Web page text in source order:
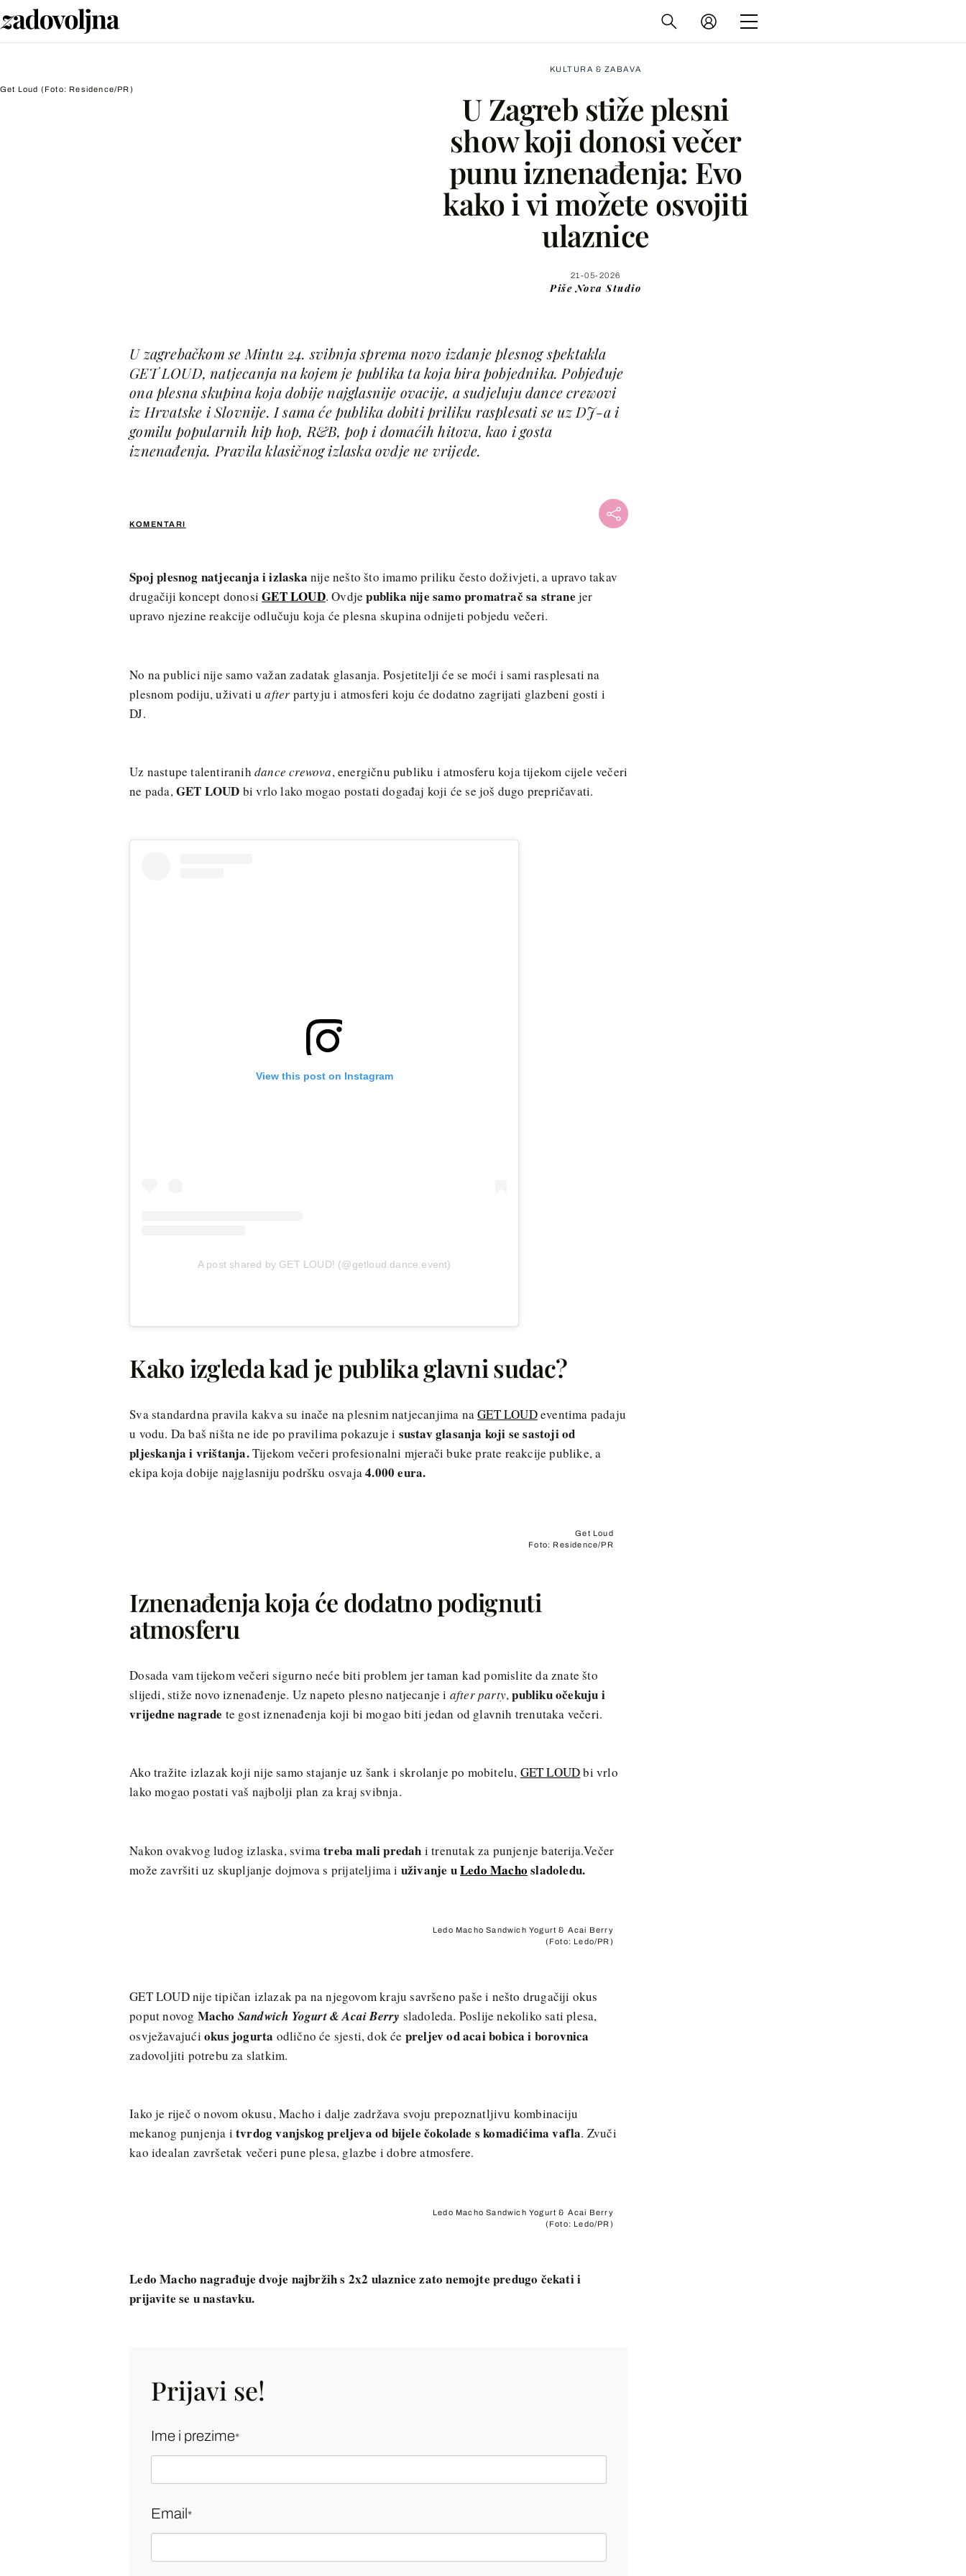
Get Loud (Foto: Residence/PR)
KULTURA & ZABAVA
U Zagreb stiže plesni
show koji donosi večer
punu iznenađenja: Evo
kako i vi možete osvojiti
ulaznice
21-05-2026
Piše Nova Studio
KOMENTARI
U zagrebačkom se Mintu 24. svibnja sprema novo izdanje plesnog spektakla
GET LOUD, natjecanja na kojem je publika ta koja bira pobjednika. Pobjeđuje
ona plesna skupina koja dobije najglasnije ovacije, a sudjeluju dance crewovi
iz Hrvatske i Slovnije. I sama će publika dobiti priliku rasplesati se uz DJ-a i
gomilu popularnih hip hop, R&B, pop i domaćih hitova, kao i gosta
iznenađenja. Pravila klasičnog izlaska ovdje ne vrijede.
Facebook
Spoj plesnog natjecanja i izlaska nije nešto što imamo priliku često doživjeti, a upravo takav
drugačiji koncept donosiGET LOUD. Ovdje publika nije samo promatrač sa stranejer
upravo njezine reakcije odlučuju koja će plesna skupina odnijeti pobjedu večeri.
No na publici nije samo važan zadatak glasanja. Posjetitelji će se moći i sami rasplesati na
plesnom podiju, uživati uafter partyju i atmosferi koju će dodatno zagrijati glazbeni gosti i
DJ.
Uz nastupe talentiranih dance crewova, energičnu publiku i atmosferu koja tijekom cijele večeri
ne pada,GET LOUD bi vrlo lako mogao postati događaj koji će se još dugo prepričavati.
View this post on Instagram
A post shared by GET LOUD! (@getloud.dance.event)
Kako izgleda kad je publika glavni sudac?
Sva standardna pravila kakva su inače na plesnim natjecanjima naGET LOUDeventima padaju
u vodu. Da baš ništa ne ide po pravilima pokazuje i sustav glasanja koji se sastoji od
pljeskanja i vrištanja.Tijekom večeri profesionalni mjerači buke prate reakcije publike, a
ekipa koja dobije najglasniju podršku osvaja4.000 eura.
Get Loud
Foto: Residence/PR
Iznenađenja koja će dodatno podignuti
atmosferu
Dosada vam tijekom večeri sigurno neće biti problem jer taman kad pomislite da znate što
slijedi, stiže novo iznenađenje. Uz napeto plesno natjecanje i after party,publiku očekuju i
vrijedne nagrade te gost iznenađenja koji bi mogao biti jedan od glavnih trenutaka večeri.
Ako tražite izlazak koji nije samo stajanje uz šank i skrolanje po mobitelu, GET LOUDbi vrlo
lako mogao postati vaš najbolji plan za kraj svibnja.
Nakon ovakvog ludog izlaska, svimatreba mali predah i trenutak za punjenje baterija.Večer
može završiti uz skupljanje dojmova s prijateljima i uživanje uLedo Macho sladoledu.
Ledo Macho Sandwich Yogurt & Acai Berry
(Foto: Ledo/PR)
GET LOUD nije tipičan izlazak pa na njegovom kraju savršeno paše i nešto drugačiji okus
poput novog Macho Sandwich Yogurt & Acai Berry sladoleda. Poslije nekoliko sati plesa,
osvježavajući okus jogurta odlično će sjesti, dok će preljev od acai bobica i borovnica
zadovoljiti potrebu za slatkim.
Iako je riječ o novom okusu, Macho i dalje zadržava svoju prepoznatljivu kombinaciju
mekanog punjenja i tvrdog vanjskog preljeva od bijele čokolade s komadićima vafla. Zvuči
kao idealan završetak večeri pune plesa, glazbe i dobre atmosfere.
Ledo Macho Sandwich Yogurt & Acai Berry
(Foto: Ledo/PR)
Ledo Macho nagrađuje dvoje najbržih s 2x2 ulaznice zato nemojte predugo čekati i
prijavite se u nastavku.
Prijavi se!
Ime i prezime*
Email*